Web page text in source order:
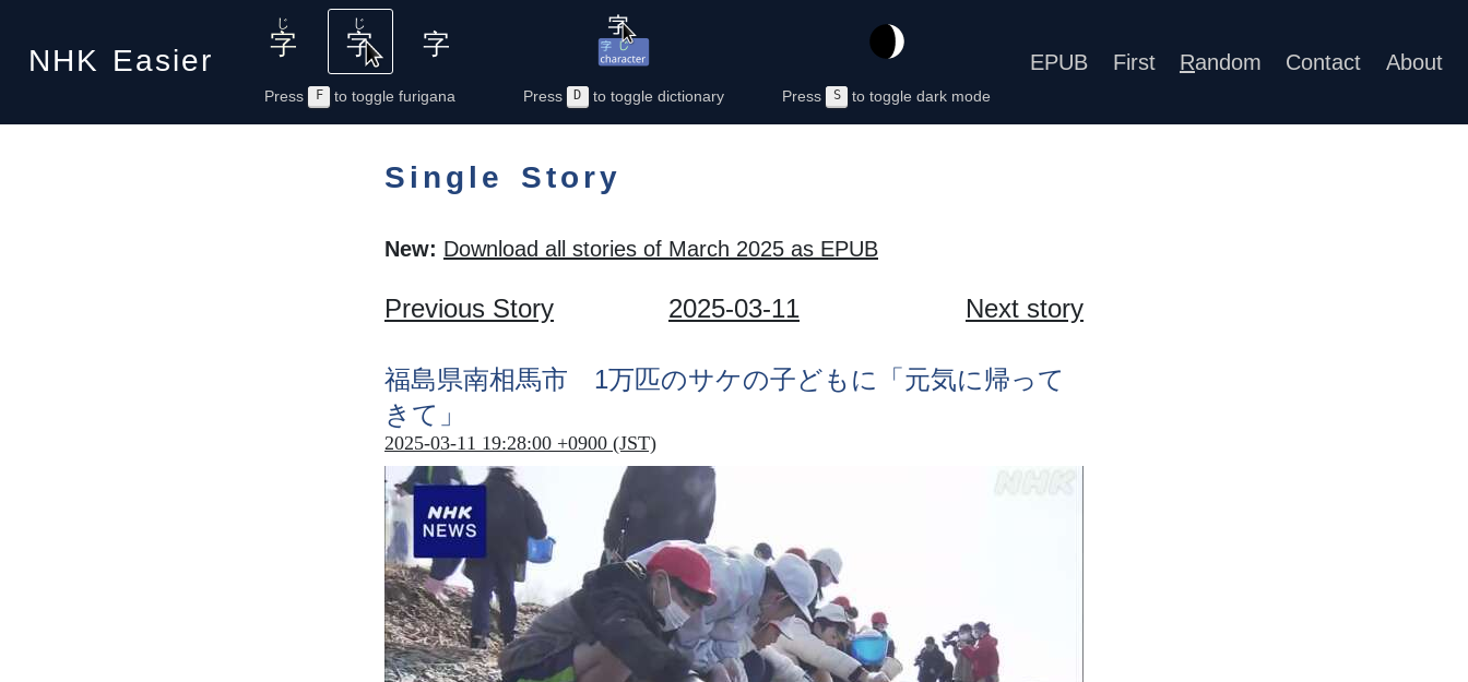
NHK Easier
Press F to toggle furigana Press D to toggle dictionary Press S to toggle dark mode
EPUB First Random Contact About
Single Story
New: Download all stories of March 2025 as EPUB
Previous Story 2025-03-11 Next story
福島県南相馬市 1万匹のサケの子どもに「 元気に帰って
きて」
2025-03-11 19:28:00 +0900 (JST)